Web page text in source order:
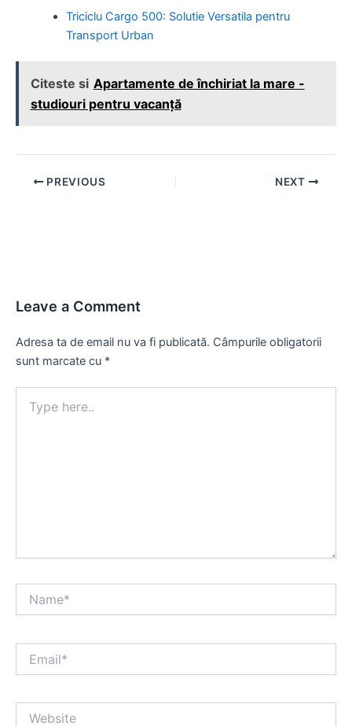
Triciclu Cargo 500: Solutie Versatila pentru
Transport Urban
Citeste si Apartamente de închiriat la mare -
studiouri pentru vacanță
Post PREVIOUS NEXT
Leave a Comment
Adresa ta de email nu va fi publicată. Câmpurile obligatorii
sunt marcate cu *
here..